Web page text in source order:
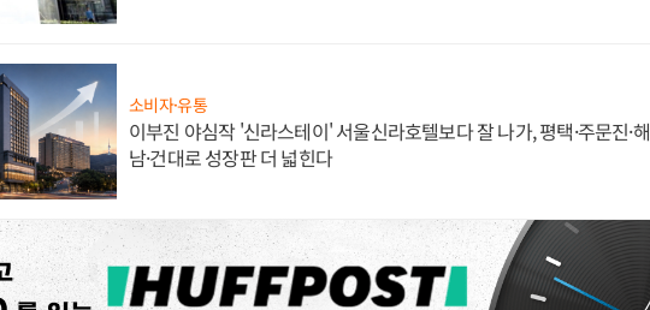
소비자·유통
이부진 야심작 '신라스테이' 서울신라호텔보다 잘 나가, 평택·주문진·해
남·건대로 성장판 더 넓힌다